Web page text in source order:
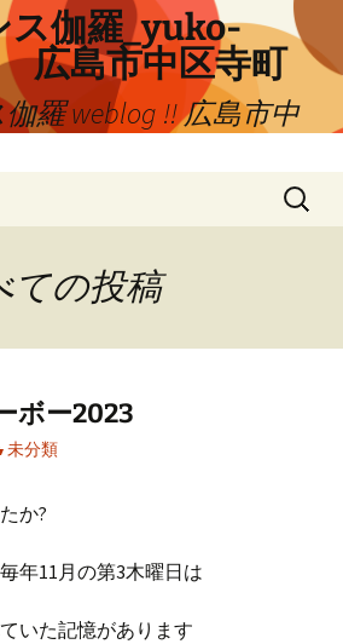
ス伽羅_yuko-
島市中区寺町
羅 weblog !! 広島市中
検
索:
ての投稿
ボー2023
未分類
か?
年11月の第3木曜日は
いた記憶があります